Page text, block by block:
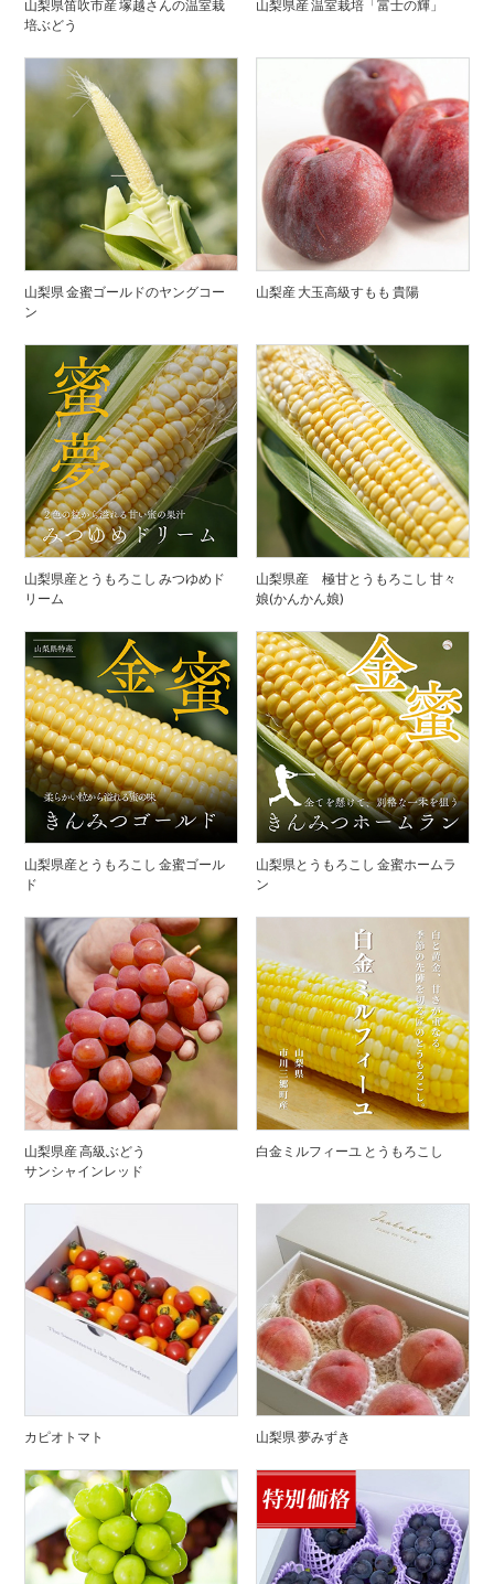
山梨県笛吹市産 塚越さんの温室栽
培ぶどう
山梨県産 温室栽培「富士の輝」
山梨県 金蜜ゴールドのヤングコー
ン
山梨産 大玉高級すもも 貴陽
山梨県産とうもろこし みつゆめド
リーム
山梨県産 極甘とうもろこし 甘々
娘(かんかん娘)
山梨県産とうもろこし 金蜜ゴール
ド
山梨県とうもろこし 金蜜ホームラ
ン
山梨県産 高級ぶどう
サンシャインレッド
白金ミルフィーユ とうもろこし
カピオトマト 山梨県 夢みずき